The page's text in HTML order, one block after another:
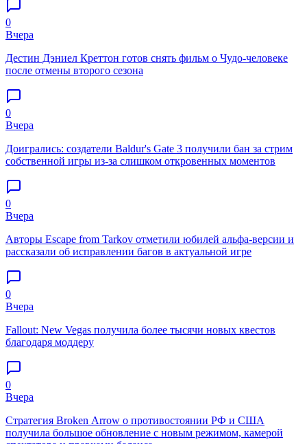
0
Вчера
Дестин Дэниел Креттон готов снять фильм о Чудо-человеке
после отмены второго сезона
0
Вчера
Доигрались: создатели Baldur's Gate 3 получили бан за стрим
собственной игры из-за слишком откровенных моментов
0
Вчера
Авторы Escape from Tarkov отметили юбилей альфа-версии и
рассказали об исправлении багов в актуальной игре
0
Вчера
Fallout: New Vegas получила более тысячи новых квестов
благодаря моддеру
0
Вчера
Стратегия Broken Arrow о противостоянии РФ и США
получила большое обновление с новым режимом, камерой